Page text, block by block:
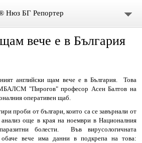
Нюз БГ Репортер
вече е в България
английски щам вече е в България. Това
"Пирогов" професор Асен Балтов на
оперативен щаб.
проби от българи, които са се завърнали от
още в края на ноември в Националния
болести. Във вирусологичната
вече има данни в подкрепа на това: